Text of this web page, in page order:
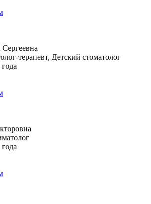
терапевт, Детский стоматолог